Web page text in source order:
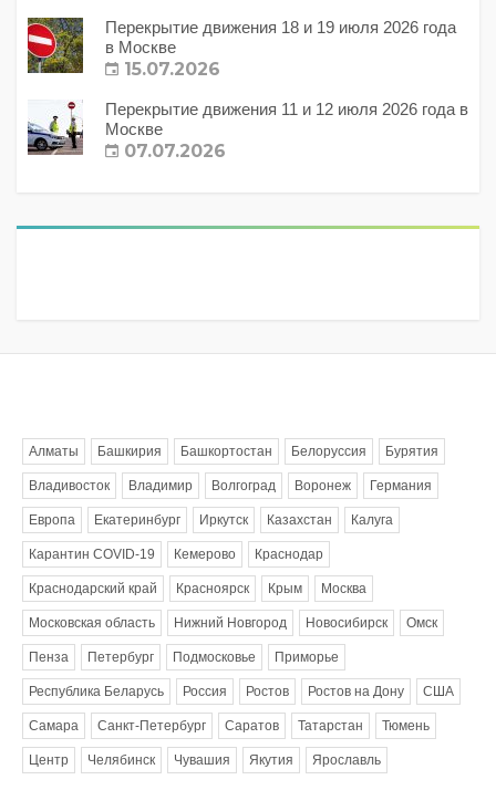
Перекрытие движения 18 и 19 июля 2026 года
в Москве
15.07.2026
Перекрытие движения 11 и 12 июля 2026 года в
Москве
07.07.2026
Алматы Башкирия Башкортостан Белоруссия Бурятия
Владивосток Владимир Волгоград Воронеж Германия
Европа Екатеринбург Иркутск Казахстан Калуга
Карантин COVID-19 Кемерово Краснодар
Краснодарский край Красноярск Крым Москва
Московская область Нижний Новгород Новосибирск Омск
Пенза Петербург Подмосковье Приморье
Республика Беларусь Россия Ростов Ростов на Дону США
Самара Санкт-Петербург Саратов Татарстан Тюмень
Центр Челябинск Чувашия Якутия Ярославль